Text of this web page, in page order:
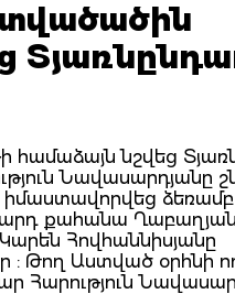
համաձայն նշվեց
Նավասարդյանը
ձեռամբ
քահանա
Հովհաննիսյանը
Թող Աստված օրհնի
Հարություն